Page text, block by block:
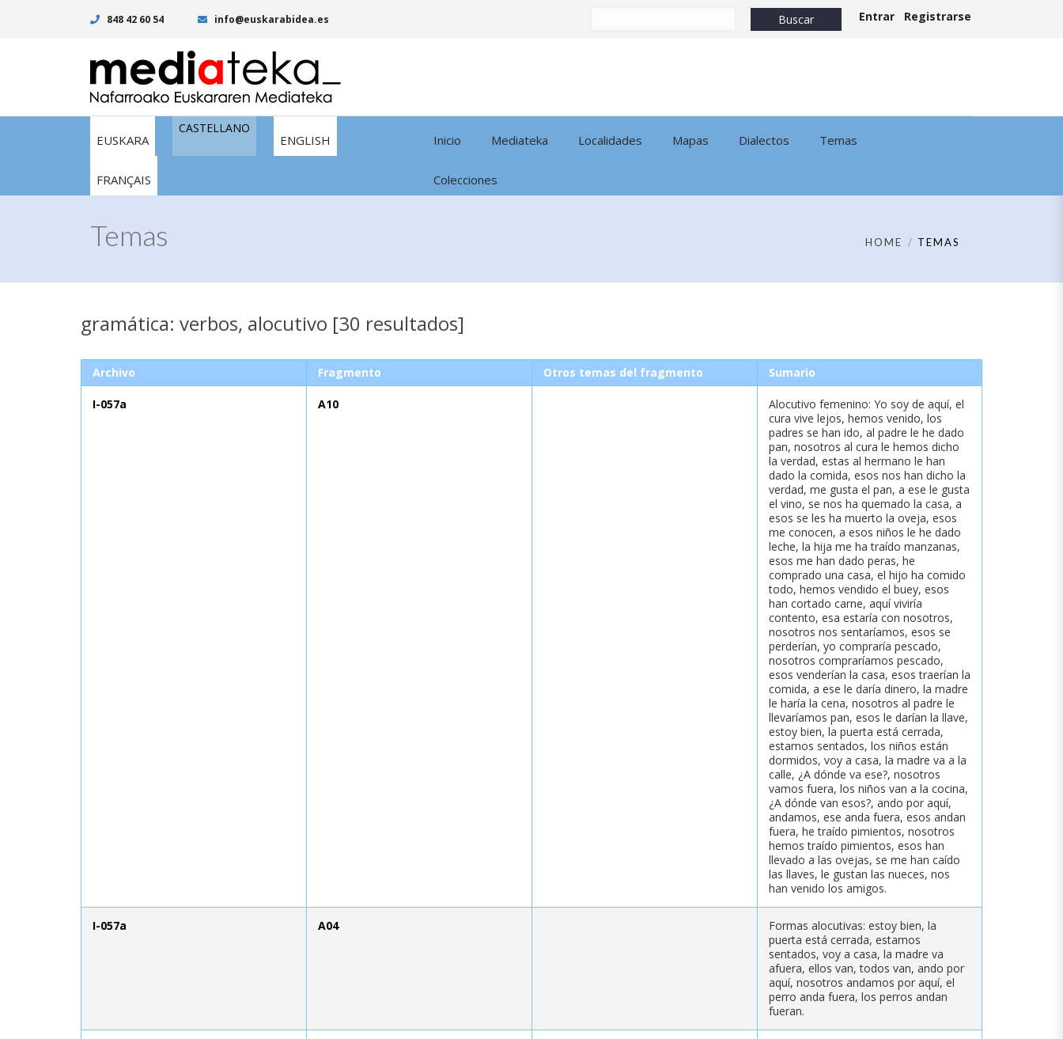
848 42 60 54 info@euskarabidea.es Entrar Registrarse
EUSKARA
CASTELLANO
ENGLISH
FRANÇAIS
Inicio Mediateka Localidades Mapas Dialectos Temas
Colecciones
Temas HOME TEMAS
gramática: verbos, alocutivo [30 resultados]
Archivo Fragmento Otros temas del fragmento Sumario
I-057a A10
Alocutivo femenino: Yo soy de aquí, el
cura vive lejos, hemos venido, los
padres se han ido, al padre le he dado
pan, nosotros al cura le hemos dicho
la verdad, estas al hermano le han
dado la comida, esos nos han dicho la
verdad, me gusta el pan, a ese le gusta
el vino, se nos ha quemado la casa, a
esos se les ha muerto la oveja, esos
me conocen, a esos niños le he dado
leche, la hija me ha traído manzanas,
esos me han dado peras, he
comprado una casa, el hijo ha comido
todo, hemos vendido el buey, esos
han cortado carne, aquí viviría
contento, esa estaría con nosotros,
nosotros nos sentaríamos, esos se
perderían, yo compraría pescado,
nosotros compraríamos pescado,
esos venderían la casa, esos traerían la
comida, a ese le daría dinero, la madre
le haría la cena, nosotros al padre le
llevaríamos pan, esos le darían la llave,
estoy bien, la puerta está cerrada,
estamos sentados, los niños están
dormidos, voy a casa, la madre va a la
calle, ¿A dónde va ese?, nosotros
vamos fuera, los niños van a la cocina,
¿A dónde van esos?, ando por aquí,
andamos, ese anda fuera, esos andan
fuera, he traído pimientos, nosotros
hemos traído pimientos, esos han
llevado a las ovejas, se me han caído
las llaves, le gustan las nueces, nos
han venido los amigos.
I-057a A04
Formas alocutivas: estoy bien, la
puerta está cerrada, estamos
sentados, voy a casa, la madre va
afuera, ellos van, todos van, ando por
aquí, nosotros andamos por aquí, el
perro anda fuera, los perros andan
fueran.